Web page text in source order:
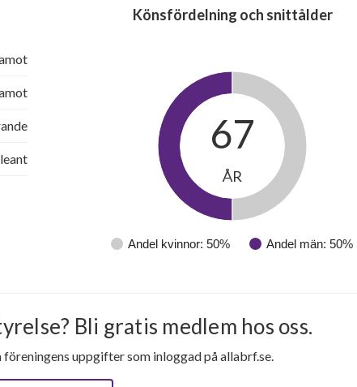
Könsfördelning och snittålder
Andel kvinnor: 50% Andel män: 50%
67
ÅR
Bli gratis medlem hos oss.
uppgifter som inloggad på allabrf.se.